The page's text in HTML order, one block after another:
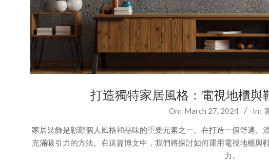
打造獨特家居風格：電視地櫃與
27
On: March 27, 2024 In:
家居裝飾是彰顯個人風格和品味的重要元素之一。在打造一個舒適、
充滿吸引力的方法。在這篇博文中，我們將探討如何運用電視地櫃與
力。